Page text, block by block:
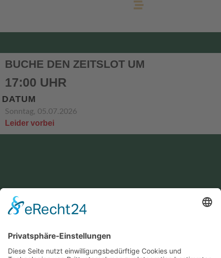
BUCHE DEN ZEITSLOT UM
17:00 UHR
DATUM
Sonntag, 05.07.2026
Leider vorbei
KONTAKT
+49 7422 240693